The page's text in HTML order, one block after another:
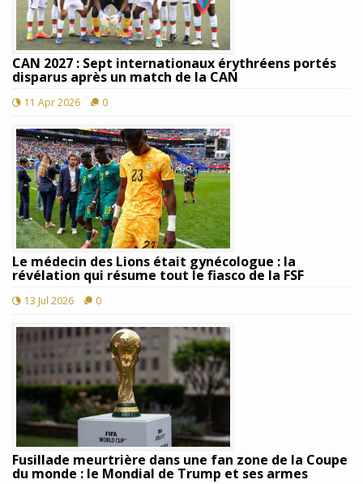
CAN 2027 : Sept internationaux érythréens portés
disparus après un match de la CAN
11 Apr 2026 0
Le médecin des Lions était gynécologue : la
révélation qui résume tout le fiasco de la FSF
13 Jul 2026 0
Fusillade meurtrière dans une fan zone de la Coupe
du monde : le Mondial de Trump et ses armes